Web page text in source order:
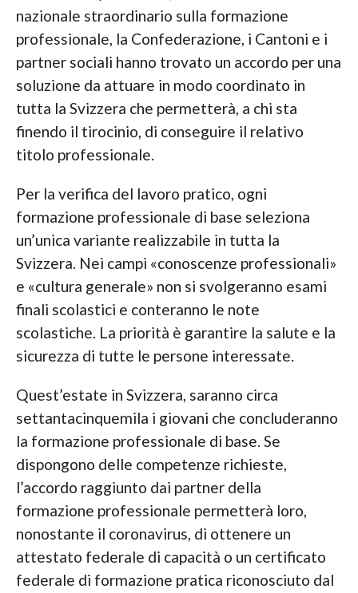
nazionale straordinario sulla formazione
professionale, la Confederazione, i Cantoni e i
partner sociali hanno trovato un accordo per una
soluzione da attuare in modo coordinato in
tutta la Svizzera che permetterà, a chi sta
finendo il tirocinio, di conseguire il relativo
titolo professionale.
Per la verifica del lavoro pratico, ogni
formazione professionale di base seleziona
un’unica variante realizzabile in tutta la
Svizzera. Nei campi «conoscenze professionali»
e «cultura generale» non si svolgeranno esami
finali scolastici e conteranno le note
scolastiche. La priorità è garantire la salute e la
sicurezza di tutte le persone interessate.
Quest’estate in Svizzera, saranno circa
settantacinquemila i giovani che concluderanno
la formazione professionale di base. Se
dispongono delle competenze richieste,
l’accordo raggiunto dai partner della
formazione professionale permetterà loro,
nonostante il coronavirus, di ottenere un
attestato federale di capacità o un certificato
federale di formazione pratica riconosciuto dal